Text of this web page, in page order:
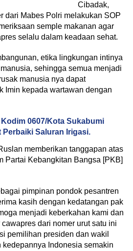
Cibadak,
dari Mabes Polri melakukan SOP
semple makanan agar
selalu dalam keadaan sehat.
etika lingkungan intinya
sehingga semua menjadi
manusia nya dapat
Imin kepada wartawan dengan
0607/Kota Sukabumi
Perbaiki Saluran Irigasi.
memberikan tanggapan atas
Partai Kebangkitan Bangsa [PKB]
pimpinan pondok pesantren
kasih dengan kedatangan pak
menjadi keberkahan kami dan
dari nomer urut satu ini
pemilihan presiden dan wakil
kedepannya Indonesia semakin